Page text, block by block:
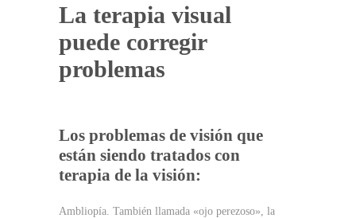
La terapia visual
puede corregir
problemas
Los problemas de visión que
están siendo tratados con
terapia de la visión:
Ambliopía. También llamada «ojo perezoso», la